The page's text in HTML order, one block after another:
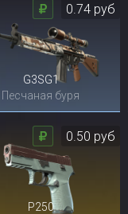
G3SG1
Песчаная буря
0.74 руб
P250
0.50 руб